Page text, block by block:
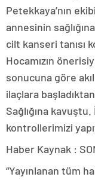
Petekkaya’nın
annesinin
cilt kanseri tanısı
Hocamızın
sonucuna göre
ilaçlara
Sağlığına
kontrollerimizi
Haber Kaynak :
“Yayınlanan tüm